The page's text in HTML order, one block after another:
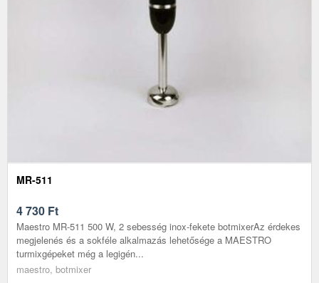
MR-511
4 730 Ft
Maestro MR-511 500 W, 2 sebesség inox-fekete botmixerAz érdekes
megjelenés és a sokféle alkalmazás lehetősége a MAESTRO
turmixgépeket még a legigén...
maestro, botmixer